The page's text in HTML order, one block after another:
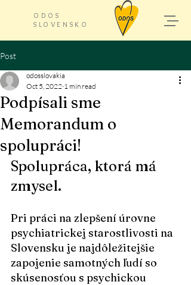
ODOS
SLOVENSKO
Post
Podpísali sme
Memorandum o
spolupráci!
odosslovakia
Oct 5, 2022 1 min read
Spolupráca, ktorá má
zmysel.
Pri práci na zlepšení úrovne
psychiatrickej starostlivosti na
Slovensku je najdôležitejšie
zapojenie samotných ľudí so
skúsenosťou s psychickou